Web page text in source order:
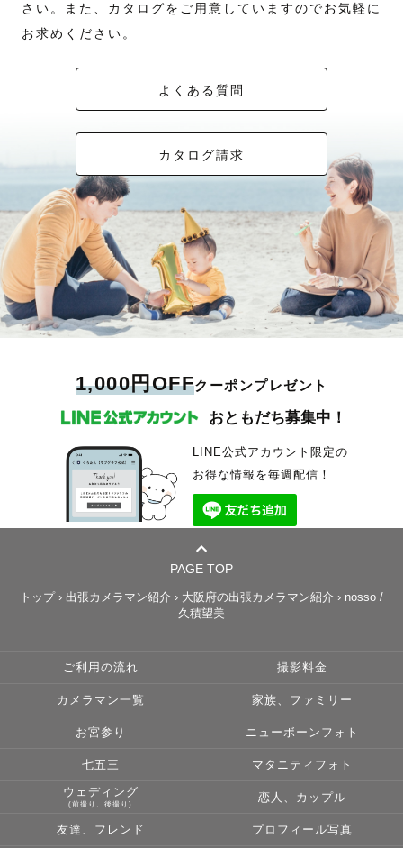
さい。また、カタログをご用意していますのでお気軽に
お求めください。
よくある質問
カタログ請求
1,000円OFFクーポンプレゼント
おともだち募集中！
LINE公式アカウント限定の
お得な情報を毎週配信！
PAGE TOP
トップ › 出張カメラマン紹介 › 大阪府の出張カメラマン紹介 › nosso /
久積望美
ご利用の流れ 撮影料金
カメラマン一覧 家族、ファミリー
お宮参り ニューボーンフォト
七五三 マタニティフォト
ウェディング
(前撮り、後撮り)
恋人、カップル
友達、フレンド プロフィール写真